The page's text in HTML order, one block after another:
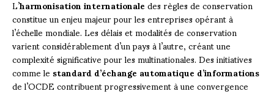
L’harmonisation internationaledes règles de conservation
constitue un enjeu majeur pour les entreprises opérant à
l’échelle mondiale. Les délais et modalités de conservation
varient considérablement d’un pays à l’autre, créant une
complexité significative pour les multinationales. Des initiatives
comme lestandard d’échange automatique d’informations
de l’OCDE contribuent progressivement à une convergence